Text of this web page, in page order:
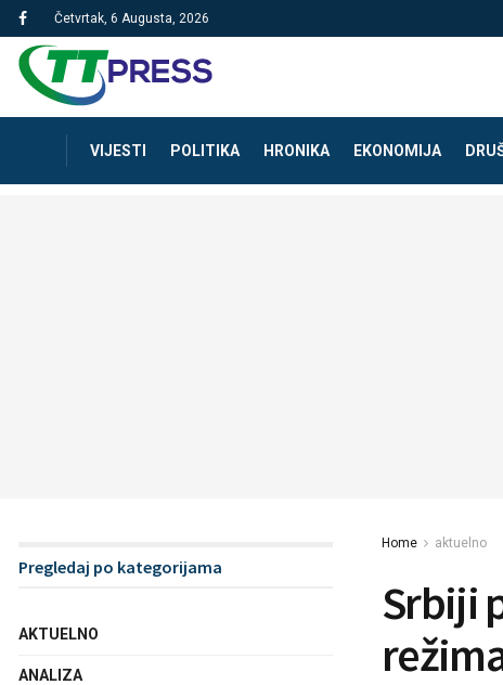
Četvrtak, 6 Augusta, 2026
VIJESTI POLITIKA HRONIKA EKONOMIJA
Home aktuelno
Srbiji
Pregledaj po kategorijama
AKTUELNO
ANALIZA